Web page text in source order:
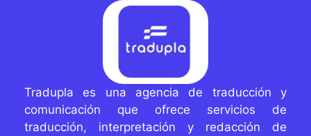
Tradupla es una agencia de traducción y
comunicación que ofrece servicios de
traducción, interpretación y redacción de